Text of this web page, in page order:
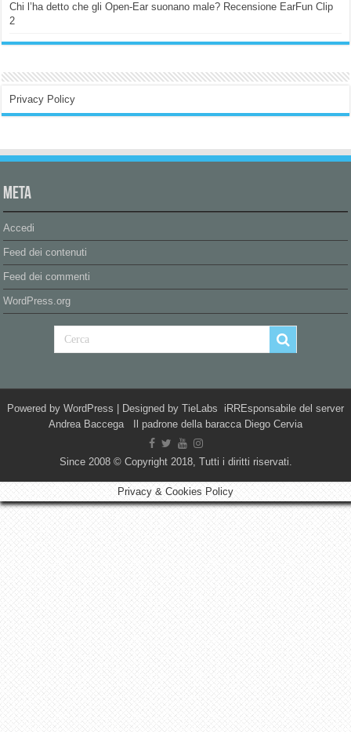
Chi l’ha detto che gli Open-Ear suonano male? Recensione EarFun Clip
2
Privacy Policy
Meta
Accedi
Feed dei contenuti
Feed dei commenti
WordPress.org
Powered by WordPress | Designed by TieLabs iRREsponsabile del server
Andrea Baccega Il padrone della baracca Diego Cervia
Since 2008 © Copyright 2018, Tutti i diritti riservati.
Privacy & Cookies Policy